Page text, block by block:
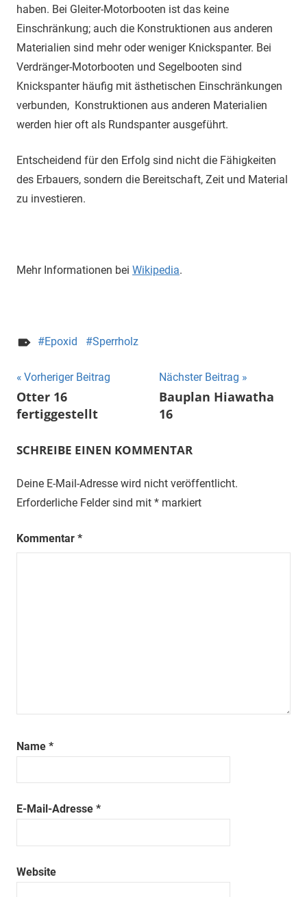
haben. Bei Gleiter-Motorbooten ist das keine
Einschränkung; auch die Konstruktionen aus anderen
Materialien sind mehr oder weniger Knickspanter. Bei
Verdränger-Motorbooten und Segelbooten sind
Knickspanter häufig mit ästhetischen Einschränkungen
verbunden, Konstruktionen aus anderen Materialien
werden hier oft als Rundspanter ausgeführt.
Entscheidend für den Erfolg sind nicht die Fähigkeiten
des Erbauers, sondern die Bereitschaft, Zeit und Material
zu investieren.
Mehr Informationen bei Wikipedia.
Epoxid Sperrholz
Beitragsnavigation
Vorheriger Beitrag
Otter 16
fertiggestellt
Nächster Beitrag
Bauplan Hiawatha
16
SCHREIBE EINEN KOMMENTAR
Deine E-Mail-Adresse wird nicht veröffentlicht.
Erforderliche Felder sind mit * markiert
Kommentar *
Name *
E-Mail-Adresse *
Website